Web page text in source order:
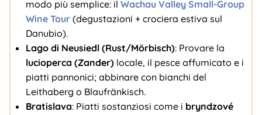
modo più semplice: il Wachau Valley Small-Group
Wine Tour(degustazioni + crociera estiva sul
Danubio).
Lago di Neusiedl (Rust/Mörbisch): Provare la
lucioperca (Zander)locale, il pesce affumicato e i
piatti pannonici; abbinare con bianchi del
Leithaberg o Blaufränkisch.
Bratislava: Piatti sostanziosi come i bryndzové